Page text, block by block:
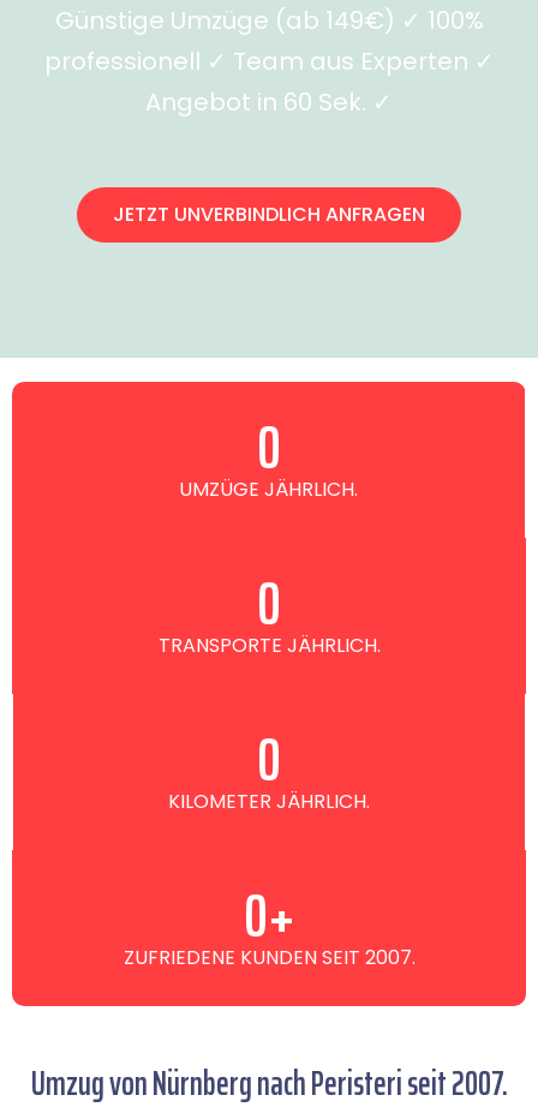
Günstige Umzüge (ab 149€) ✓ 100%
professionell ✓ Team aus Experten ✓
Angebot in 60 Sek. ✓
JETZT UNVERBINDLICH ANFRAGEN
UMZÜGE JÄHRLICH.
0
TRANSPORTE JÄHRLICH.
0
KILOMETER JÄHRLICH.
0
ZUFRIEDENE KUNDEN SEIT 2007.
0+
Umzug von Nürnberg nach Peristeri seit 2007.